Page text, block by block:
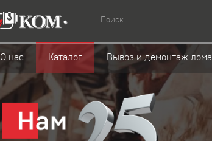
О нас Каталог Вывоз и демонтаж лома